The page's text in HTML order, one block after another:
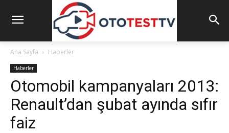
Ana Sayfa Haberler
Haberler
Otomobil kampanyaları 2013:
Renault’dan şubat ayında sıfır
faiz